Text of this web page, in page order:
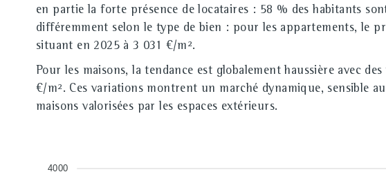
en partie la forte présence de locataires : 58 % des habitants
différemment selon le type de bien : pour les appartements, le
situant en 2025 à 3 031 €/m².
Pour les maisons, la tendance est globalement haussière avec
€/m². Ces variations montrent un marché dynamique, sensible
maisons valorisées par les espaces extérieurs.
4000